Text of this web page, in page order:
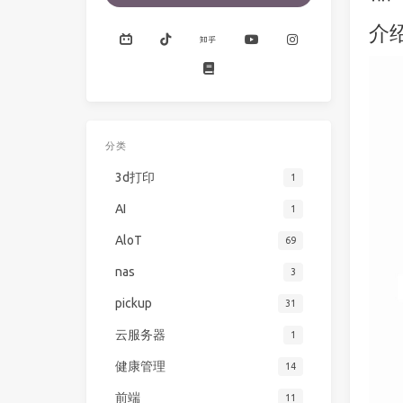
介
分类
3d打印 1
AI 1
AloT 69
nas 3
pickup 31
云服务器 1
健康管理 14
前端 11